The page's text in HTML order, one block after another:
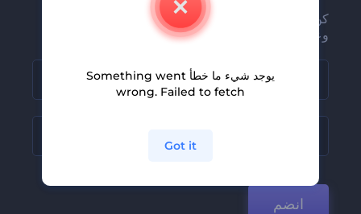
كن من بين أوائل من يستلمون أحدث أخبارنا
وعروضنا
انضم
يوجد شيء ما خطأ Something went
wrong. Failed to fetch
Got it